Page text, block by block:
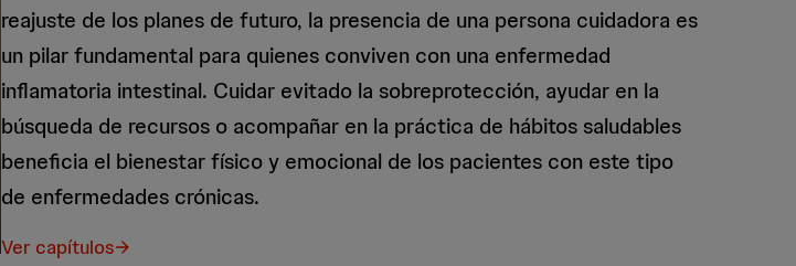
reajuste de los planes de futuro, la presencia de una persona cuidadora es
un pilar fundamental para quienes conviven con una enfermedad
inflamatoria intestinal. Cuidar evitado la sobreprotección, ayudar en la
búsqueda de recursos o acompañar en la práctica de hábitos saludables
beneficia el bienestar físico y emocional de los pacientes con este tipo
de enfermedades crónicas.
Ver capítulos